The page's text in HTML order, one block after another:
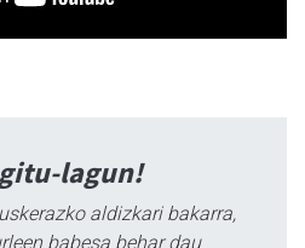
lagun!
aldizkari bakarra,
babesa behar dau